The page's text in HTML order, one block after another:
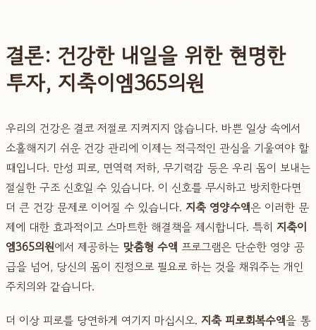
결론: 건강한 내일을 위한 현명한
투자, 지축이엠365의원
우리의 건강은 결코 저절로 지켜지지 않습니다. 바쁜 일상 속에서
소홀해지기 쉬운 건강 관리에 이제는 적극적인 관심을 기울여야 할
때입니다. 만성 피로, 면역력 저하, 무기력감 등은 우리 몸이 보내는
절실한 구조 신호일 수 있습니다. 이 신호를 무시하고 방치한다면
더 큰 건강 문제로 이어질 수 있습니다. 지축 영양수액은 이러한 문
제에 대한 효과적이고 스마트한 해결책을 제시합니다. 특히 지축이
엠365의원에서 제공하는 맞춤형 수액 프로그램은 단순한 영양 공
급을 넘어, 당신의 몸이 진정으로 필요로 하는 것을 채워주는 개인
주치의와 같습니다.
더 이상 피로를 당연하게 여기지 마십시오. 지축 피로회복수액을 통